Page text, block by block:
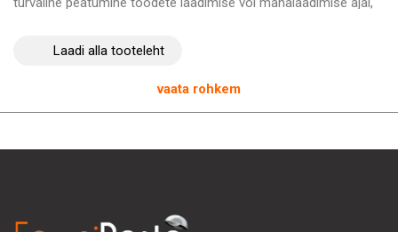
Investeerimine HENDIülikindlasse 3-tasemelisse
valimist dünaamilises ja nõudlikus professionaalses
Laadi alla tooteleht
vaata rohkem